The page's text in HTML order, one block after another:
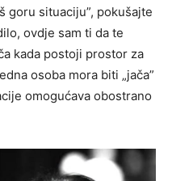
goru situaciju”, pokušajte
ovdje sam ti da te
kada postoji prostor za
osoba mora biti „jača”
omogućava obostrano